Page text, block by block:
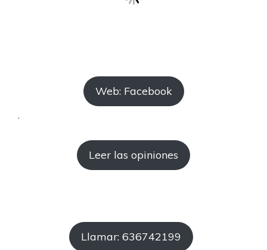
Web: Facebook
.
Leer las opiniones
Llamar: 636742199